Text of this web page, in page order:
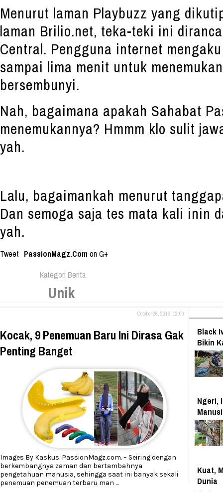
Menurut laman Playbuzz yang
laman Brilio.net, teka-teki ini
Central. Pengguna internet
sampai lima menit untuk
bersembunyi.
Nah, bagaimana apakah Sahabat
menemukannya? Hmmm klo sulit
yah.
Lalu, bagaimankah menurut
Dan semoga saja tes mata kali inin
yah.
Tweet PassionMagz.Com on G+
Kategori Berita
Unik
October 26, 2016, 12:00
Kocak, 9 Penemuan Baru Ini Dirasa Gak
Penting Banget
Images By Kaskus. PassionMagz.com. – Seiring dengan
berkembangnya zaman dan bertambahnya
pengetahuan manusia, sehingga saat ini banyak sekali
penemuan penemuan terbaru man ...
Black
Bikin
Ngeri,
Kuat,
Dunia